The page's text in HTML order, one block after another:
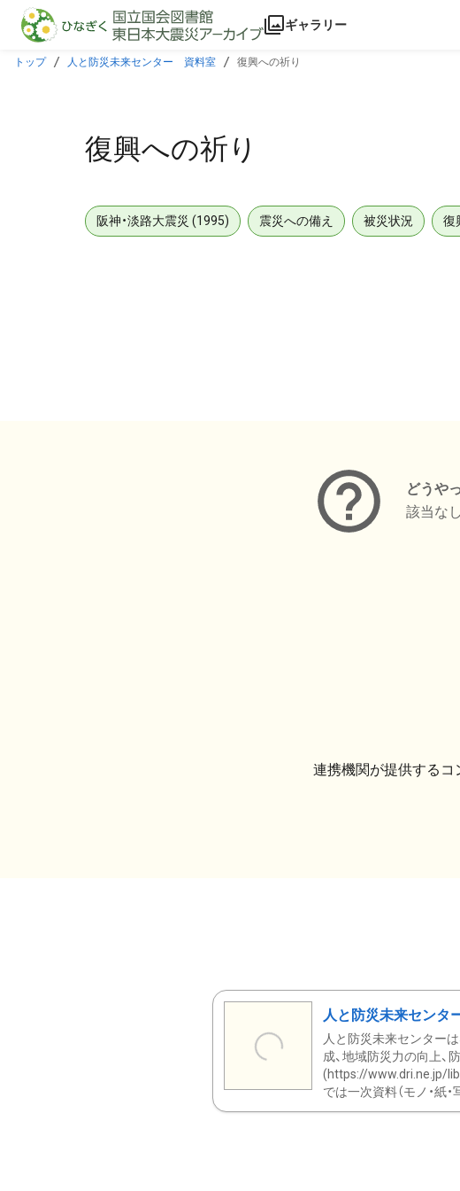
本文に飛ぶ
ギャラリー
トップ 人と防災未来センター 資料室 復興への祈り
復興への祈り
阪神・淡路大震災 (1995) 震災への備え 被災状況 復
どうや
該当なし
連携機関が提供するコ
人と防災未来セン
人と防災未来センター
成、地域防災力の向上
(https://www.dri.ne.jp/
では一次資料（モノ・紙・